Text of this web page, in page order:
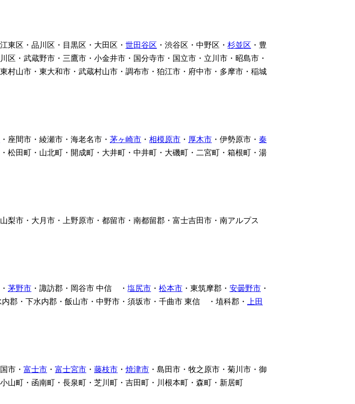
東区・品川区・目黒区・大田区・ 世田谷区 ・渋谷区・中野区・ 杉並区 ・豊
区・武蔵野市・三鷹市・小金井市・国分寺市・国立市・立川市・昭島市・
村山市・東大和市・武蔵村山市・調布市・狛江市・府中市・多摩市・稲城
・座間市・綾瀬市・海老名市・ 茅ヶ崎市 ・ 相模原市 ・ 厚木市 ・伊勢原市・ 秦
松田町・山北町・開成町・大井町・中井町・大磯町・二宮町・箱根町・湯
梨市・大月市・上野原市・都留市・南都留郡・富士吉田市・南アルプス
茅野市 ・諏訪郡・岡谷市 中信 ・ 塩尻市 ・ 松本市 ・東筑摩郡・ 安曇野市 ・
内郡・下水内郡・飯山市・中野市・須坂市・千曲市 東信 ・埴科郡・
上田
市・ 富士市 ・ 富士宮市 ・ 藤枝市 ・ 焼津市 ・島田市・牧之原市・菊川市・御
小山町・函南町・長泉町・芝川町・吉田町・川根本町・森町・新居町